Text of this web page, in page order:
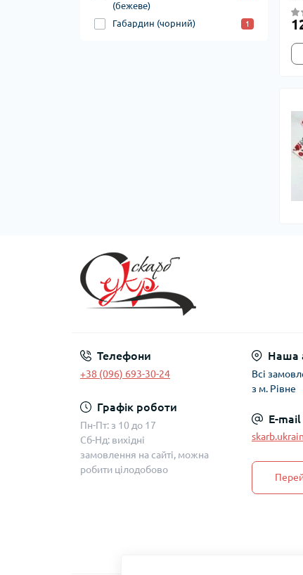
(бежеве)
Габардин (чорний) 1
Телефони
+38 (096) 693-30-24
Графік роботи
Пн-Пт: з 10 до 17
Сб-Нд: вихідні
замовлення на сайті, можна
робити цілодобово
Наша
Всі
з м. Рівне
E-mail